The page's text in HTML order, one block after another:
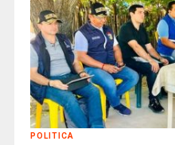
POLITICA